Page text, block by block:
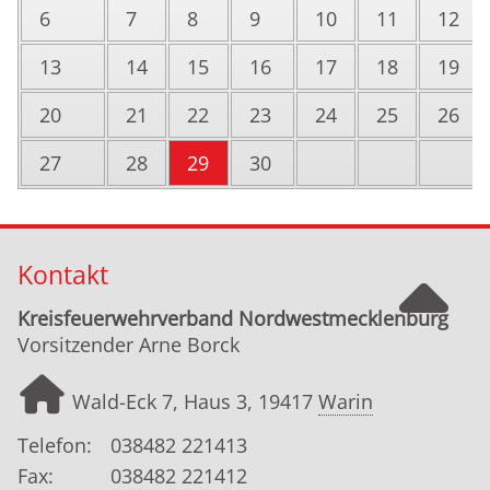
6
7 8 9 10 11
12
13
14 15 16 17 18
19
20
21 22 23 24 25
26
27
28 29 30
Kontakt
Kreisfeuerwehrverband Nordwestmecklenburg
Vorsitzender Arne Borck
Wald-Eck 7, Haus 3, 19417 Warin
Telefon:
038482 221413
Fax:
038482 221412